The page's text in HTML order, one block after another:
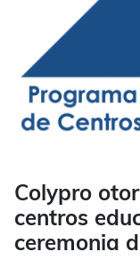
Colypro
centros
ceremonia